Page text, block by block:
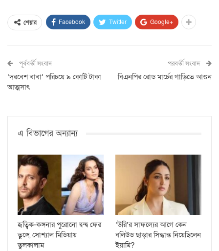
শেয়ার Facebook Twitter Google+
পূর্ববর্তী সংবাদ
‘দরবেশ বাবা’ পরিচয়ে ৯ কোটি টাকা
আত্মসাৎ
পরবর্তী সংবাদ
বিএনপির রোড মার্চের গাড়িতে আগুন
এ বিভাগের অন্যান্য
হৃত্বিক-কঙ্গনার পুরোনো দ্বন্দ্ব ফের
তুঙ্গে, সোশ্যাল মিডিয়ায়
তুলকালাম
‘উরি’র সাফল্যের আগে কেন
বলিউড ছাড়ার সিদ্ধান্ত নিয়েছিলেন
ইয়ামি?